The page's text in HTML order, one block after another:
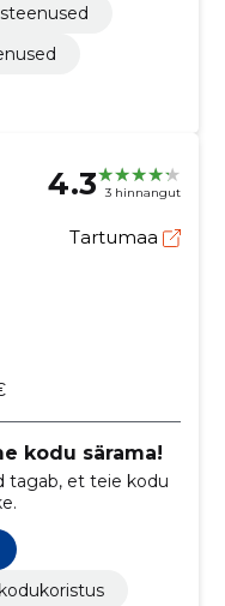
4.3 3 hinnangut
Tartumaa
kodu särama!
tagab, et teie kodu
kodukoristus